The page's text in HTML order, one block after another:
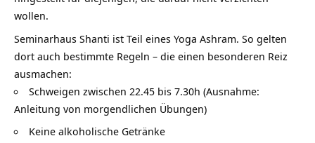
wollen.
Seminarhaus Shanti ist Teil eines Yoga Ashram. So gelten
dort auch bestimmte Regeln – die einen besonderen Reiz
ausmachen:
Schweigen zwischen 22.45 bis 7.30h (Ausnahme:
Anleitung von morgendlichen Übungen)
Keine alkoholische Getränke